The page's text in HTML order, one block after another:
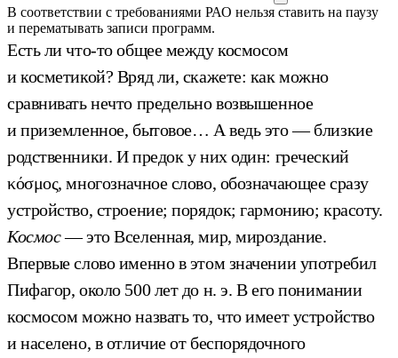
В соответствии с требованиями РАО нельзя ставить на паузу
и перематывать записи программ.
Есть ли что-то общее между космосом
и косметикой? Вряд ли, скажете: как можно
сравнивать нечто предельно возвышенное
и приземленное, бытовое… А ведь это — близкие
родственники. И предок у них один: греческий
κόσμος, многозначное слово, обозначающее сразу
устройство, строение; порядок; гармонию; красоту.
Космос— это Вселенная, мир, мироздание.
Впервые слово именно в этом значении употребил
Пифагор, около 500 лет до н. э. В его понимании
космосом можно назвать то, что имеет устройство
и населено, в отличие от беспорядочного